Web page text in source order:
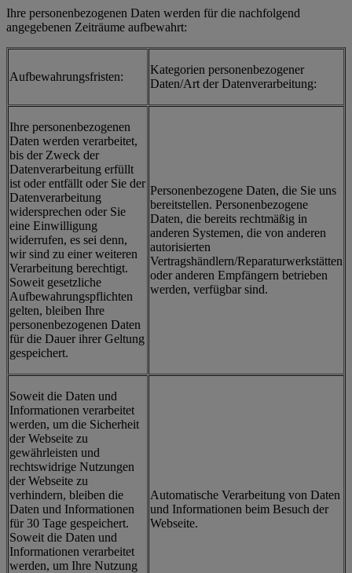
Ihre personenbezogenen Daten werden für die nachfolgend
angegebenen Zeiträume aufbewahrt:
Aufbewahrungsfristen:
Kategorien personenbezogener
Daten/Art der Datenverarbeitung:
Ihre personenbezogenen
Daten werden verarbeitet,
bis der Zweck der
Datenverarbeitung erfüllt
ist oder entfällt oder Sie der
Datenverarbeitung
widersprechen oder Sie
eine Einwilligung
widerrufen, es sei denn,
wir sind zu einer weiteren
Verarbeitung berechtigt.
Soweit gesetzliche
Aufbewahrungspflichten
gelten, bleiben Ihre
personenbezogenen Daten
für die Dauer ihrer Geltung
gespeichert.
Personenbezogene Daten, die Sie uns
bereitstellen. Personenbezogene
Daten, die bereits rechtmäßig in
anderen Systemen, die von anderen
autorisierten
Vertragshändlern/Reparaturwerkstätten
oder anderen Empfängern betrieben
werden, verfügbar sind.
Soweit die Daten und
Informationen verarbeitet
werden, um die Sicherheit
der Webseite zu
gewährleisten und
rechtswidrige Nutzungen
der Webseite zu
verhindern, bleiben die
Daten und Informationen
für 30 Tage gespeichert.
Soweit die Daten und
Informationen verarbeitet
werden, um Ihre Nutzung
Automatische Verarbeitung von Daten
und Informationen beim Besuch der
Webseite.